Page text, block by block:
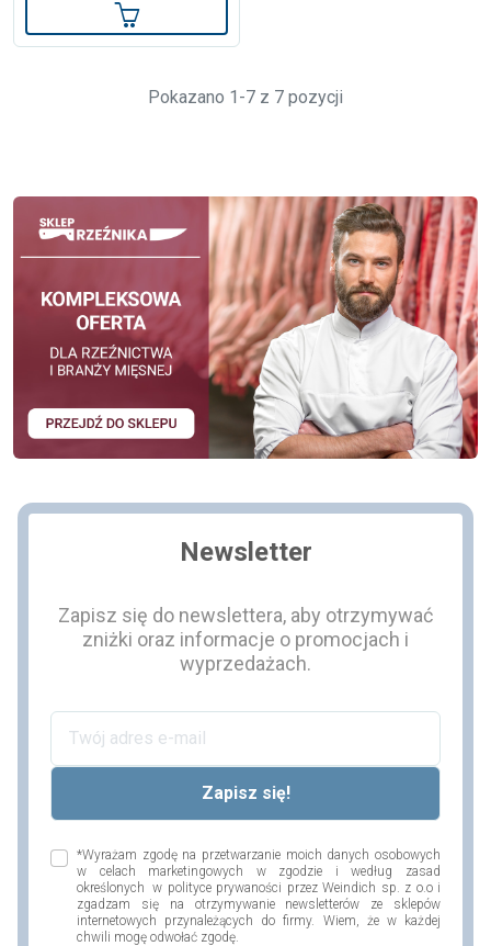
Dodaj do koszyka
Pokazano 1-7 z 7 pozycji
Newsletter
Zapisz się do newslettera, aby otrzymywać
zniżki oraz informacje o promocjach i
wyprzedażach.
*Wyrażam zgodę na przetwarzanie moich danych osobowych
w celach marketingowych w zgodzie i według zasad
określonych w polityce prywaności przez Weindich sp. z o.o i
zgadzam się na otrzymywanie newsletterów ze sklepów
internetowych przynależących do firmy. Wiem, że w każdej
chwili mogę odwołać zgodę.